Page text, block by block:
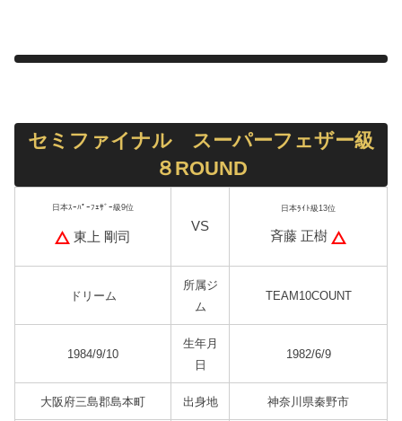
セミファイナル スーパーフェザー級
８ROUND
日本ｽｰﾊﾟｰﾌｪｻﾞｰ級9位
東上 剛司
VS
日本ﾗｲﾄ級13位
斉藤 正樹
ドリーム
所属ジ
ム
TEAM10COUNT
1984/9/10
生年月
日
1982/6/9
大阪府三島郡島本町 出身地 神奈川県秦野市